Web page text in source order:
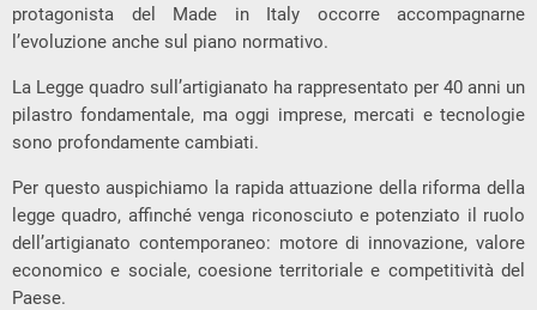
protagonista del Made in Italy occorre accompagnarne
l’evoluzione anche sul piano normativo.
La Legge quadro sull’artigianato ha rappresentato per 40 anni un
pilastro fondamentale, ma oggi imprese, mercati e tecnologie
sono profondamente cambiati.
Per questo auspichiamo la rapida attuazione della riforma della
legge quadro, affinché venga riconosciuto e potenziato il ruolo
dell’artigianato contemporaneo: motore di innovazione, valore
economico e sociale, coesione territoriale e competitività del
Paese.